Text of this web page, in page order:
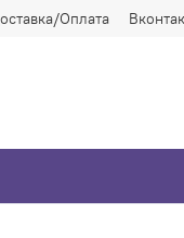
Оплата